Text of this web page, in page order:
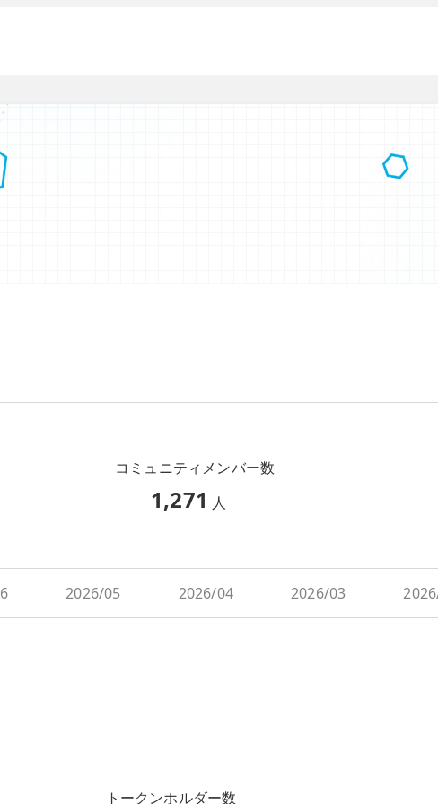
コミュニティメンバー数
1,271 人
2026/05 2026/04 2026/03
トークンホルダー数